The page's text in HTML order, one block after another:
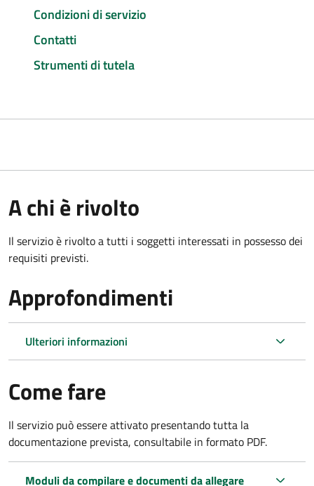
Condizioni di servizio
Contatti
Strumenti di tutela
A chi è rivolto
Il servizio è rivolto a tutti i soggetti interessati in possesso dei
requisiti previsti.
Approfondimenti
Ulteriori informazioni
Come fare
Il servizio può essere attivato presentando tutta la
documentazione prevista, consultabile in formato PDF.
Moduli da compilare e documenti da allegare